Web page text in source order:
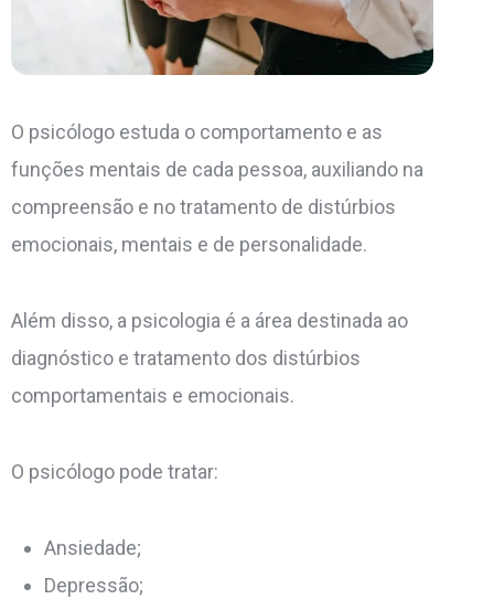
O psicólogo estuda o comportamento e as
funções mentais de cada pessoa, auxiliando na
compreensão e no tratamento de distúrbios
emocionais, mentais e de personalidade.
Além disso, a psicologia é a área destinada ao
diagnóstico e tratamento dos distúrbios
comportamentais e emocionais.
O psicólogo pode tratar:
Ansiedade;
Depressão;